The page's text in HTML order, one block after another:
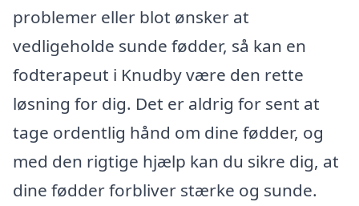
problemer eller blot ønsker at
vedligeholde sunde fødder, så kan en
fodterapeut i Knudby være den rette
løsning for dig. Det er aldrig for sent at
tage ordentlig hånd om dine fødder, og
med den rigtige hjælp kan du sikre dig, at
dine fødder forbliver stærke og sunde.